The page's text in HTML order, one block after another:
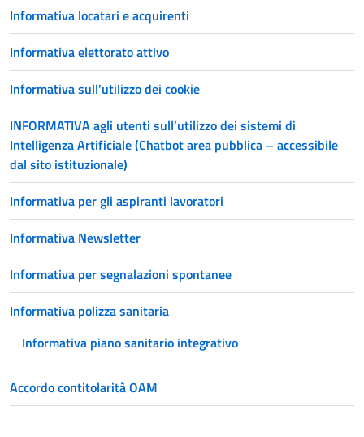
Informativa locatari e acquirenti
Informativa elettorato attivo
Informativa sull’utilizzo dei cookie
INFORMATIVA agli utenti sull’utilizzo dei sistemi di
Intelligenza Artificiale (Chatbot area pubblica – accessibile
dal sito istituzionale)
Informativa per gli aspiranti lavoratori
Informativa Newsletter
Informativa per segnalazioni spontanee
Informativa polizza sanitaria
Informativa piano sanitario integrativo
Accordo contitolarità OAM